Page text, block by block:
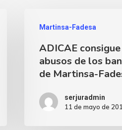
Martinsa-Fadesa
ADICAE
abusos de los
de Martinsa-
serjuradmin
11 de mayo de